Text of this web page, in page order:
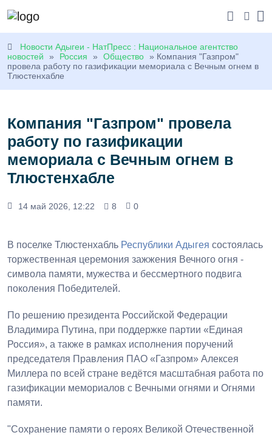
Новости Адыгеи - НатПресс : Национальное агентство
новостей
» Россия » Общество » Компания "Газпром"
провела работу по газификации мемориала с Вечным огнем в
Тлюстенхабле
Компания "Газпром" провела
работу по газификации
мемориала с Вечным огнем в
Тлюстенхабле
14 май 2026, 12:22 8 0
В поселке Тлюстенхабль Республики Адыгея состоялась
торжественная церемония зажжения Вечного огня -
символа памяти, мужества и бессмертного подвига
поколения Победителей.
По решению президента Российской Федерации
Владимира Путина, при поддержке партии «Единая
Россия», а также в рамках исполнения поручений
председателя Правления ПАО «Газпром» Алексея
Миллера по всей стране ведётся масштабная работа по
газификации мемориалов с Вечными огнями и Огнями
памяти.
"Сохранение памяти о героях Великой Отечественной